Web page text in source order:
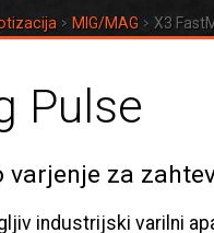
MIG/MAG X3
Pulse
za
industrijski varilni